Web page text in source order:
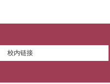
校内链接